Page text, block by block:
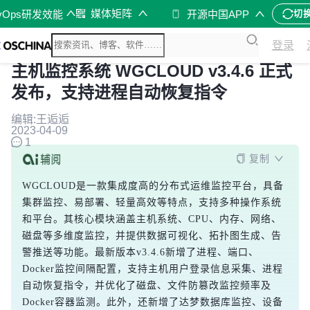
研发效能 媒体矩阵 开源中国APP 切
登录
主机监控系统 WGCLOUD v3.4.6 正式
发布，支持进程自动恢复指令
编辑:王逅逅
2023-04-09
1
复制
WGCLOUD是一款集成度高的分布式运维监控平台，具备
集群监控、易部署、轻量高效等特点，支持多种操作系统
和平台。其核心模块涵盖主机系统、CPU、内存、网络、
磁盘等多维度监控，并提供数据可视化、拓扑图生成、告
警推送等功能。最新版本v3.4.6新增了进程、端口、
Docker监控间隔配置，支持主机用户登录信息采集、进程
自动恢复指令，并优化了磁盘、文件防篡改监控频率及
Docker容器监测。此外，还新增了达梦数据库监控、设备